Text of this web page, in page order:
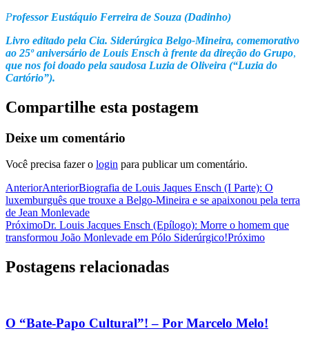
Professor Eustáquio Ferreira de Souza (Dadinho)
Livro editado pela Cia. Siderúrgica Belgo-Mineira, comemorativo
ao 25º aniversário de Louis Ensch à frente da direção do Grupo,
que nos foi doado pela saudosa Luzia de Oliveira (“Luzia do
Cartório”).
Compartilhe esta postagem
Deixe um comentário
Você precisa fazer o login para publicar um comentário.
AnteriorAnteriorBiografia de Louis Jaques Ensch (I Parte): O
luxemburguês que trouxe a Belgo-Mineira e se apaixonou pela terra
de Jean Monlevade
PróximoDr. Louis Jacques Ensch (Epílogo): Morre o homem que
transformou João Monlevade em Pólo Siderúrgico!Próximo
Postagens relacionadas
O “Bate-Papo Cultural”! – Por Marcelo Melo!